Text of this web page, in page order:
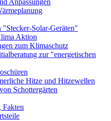
"Stecker-Solar-Geräten"
Aktion
zum Klimaschutz
zur "energetischen
Hitze und Hitzewellen
Schottergärten
Fakten